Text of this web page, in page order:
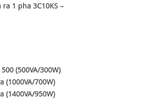
1 pha 3C10KS –
(500VA/300W)
(1000VA/700W)
(1400VA/950W)